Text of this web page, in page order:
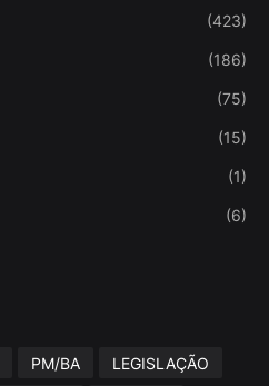
(423)
(186)
(75)
(15)
(1)
(6)
PM/BA
LEGISLAÇÃO